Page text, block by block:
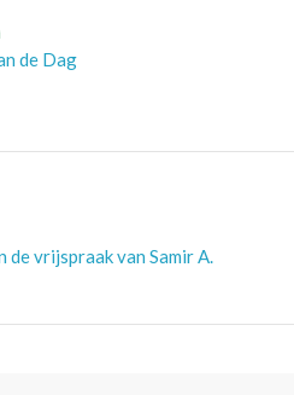
de Dag
de vrijspraak van Samir A.